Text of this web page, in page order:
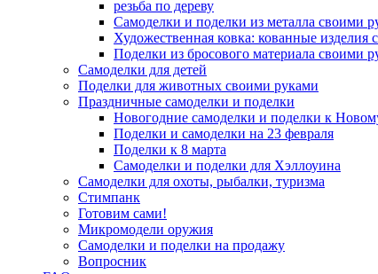
резьба по дереву
Самоделки и поделки из металла своими
Художественная ковка: кованные изделия
Поделки из бросового материала своими
Самоделки для детей
Поделки для животных своими руками
Праздничные самоделки и поделки
Новогодние самоделки и поделки к
Поделки и самоделки на 23 февраля
Поделки к 8 марта
Самоделки и поделки для Хэллоуина
Самоделки для охоты, рыбалки, туризма
Стимпанк
Готовим сами!
Микромодели оружия
Самоделки и поделки на продажу
Вопросник